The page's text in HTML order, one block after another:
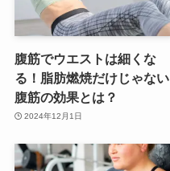
腹筋でウエストは細くな
る！脂肪燃焼だけじゃない
腹筋の効果とは？
2024年12月1日